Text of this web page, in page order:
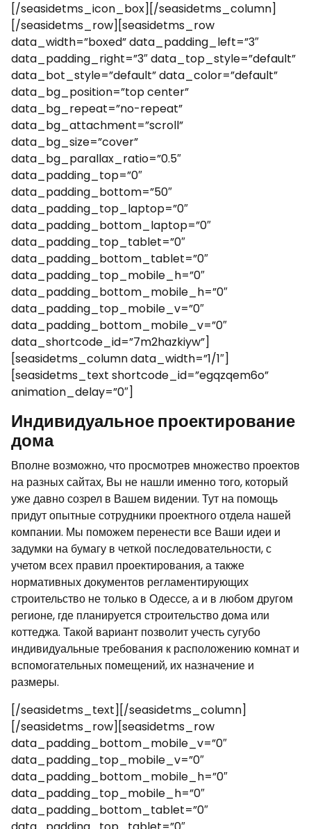
[/seasidetms_icon_box][/seasidetms_column]
[/seasidetms_row][seasidetms_row
data_width=”boxed” data_padding_left=”3″
data_padding_right=”3″ data_top_style=”default”
data_bot_style=”default” data_color=”default”
data_bg_position=”top center”
data_bg_repeat=”no-repeat”
data_bg_attachment=”scroll”
data_bg_size=”cover”
data_bg_parallax_ratio=”0.5″
data_padding_top=”0″
data_padding_bottom=”50″
data_padding_top_laptop=”0″
data_padding_bottom_laptop=”0″
data_padding_top_tablet=”0″
data_padding_bottom_tablet=”0″
data_padding_top_mobile_h=”0″
data_padding_bottom_mobile_h=”0″
data_padding_top_mobile_v=”0″
data_padding_bottom_mobile_v=”0″
data_shortcode_id=”7m2hazkiyw”]
[seasidetms_column data_width=”1/1″]
[seasidetms_text shortcode_id=”egqzqem6o”
animation_delay=”0″]
Индивидуальное проектирование
дома
Вполне возможно, что просмотрев множество проектов
на разных сайтах, Вы не нашли именно того, который
уже давно созрел в Вашем видении. Тут на помощь
придут опытные сотрудники проектного отдела нашей
компании. Мы поможем перенести все Ваши идеи и
задумки на бумагу в четкой последовательности, с
учетом всех правил проектирования, а также
нормативных документов регламентирующих
строительство не только в Одессе, а и в любом другом
регионе, где планируется строительство дома или
коттеджа. Такой вариант позволит учесть сугубо
индивидуальные требования к расположению комнат и
вспомогательных помещений, их назначение и
размеры.
[/seasidetms_text][/seasidetms_column]
[/seasidetms_row][seasidetms_row
data_padding_bottom_mobile_v=”0″
data_padding_top_mobile_v=”0″
data_padding_bottom_mobile_h=”0″
data_padding_top_mobile_h=”0″
data_padding_bottom_tablet=”0″